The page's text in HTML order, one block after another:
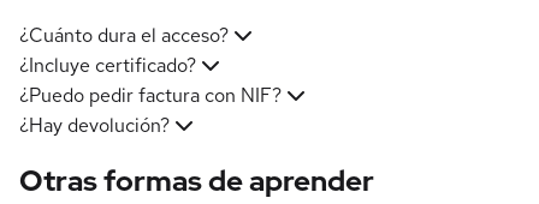
¿Cuánto dura el acceso?
¿Incluye certificado?
¿Puedo pedir factura con NIF?
¿Hay devolución?
Otras formas de aprender